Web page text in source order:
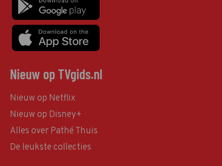
Nieuw op TVgids.nl
Nieuw op Netflix
Nieuw op Disney+
Alles over Pathé Thuis
De leukste collecties